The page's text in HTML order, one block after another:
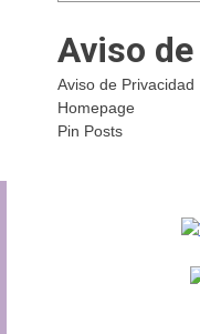
Aviso
Aviso de Privacidad
Homepage
Pin Posts